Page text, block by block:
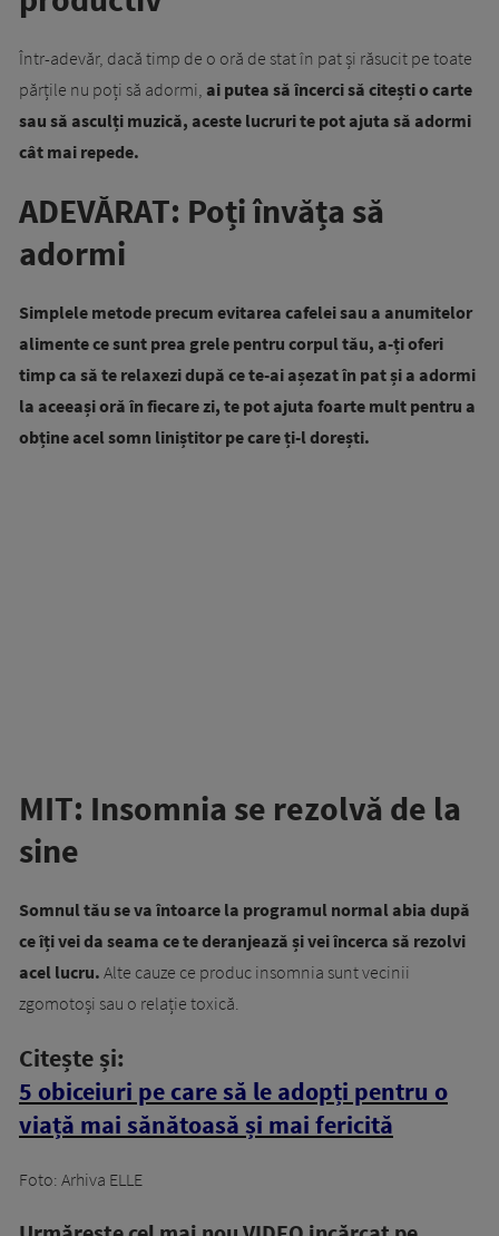
Într-adevăr, dacă timp de o oră de stat în pat și răsucit pe toate
părțile nu poți să adormi, ai putea să încerci să citești o carte
sau să asculți muzică, aceste lucruri te pot ajuta să adormi
cât mai repede.
ADEVĂRAT: Poți învăța să
adormi
Simplele metode precum evitarea cafelei sau a anumitelor
alimente ce sunt prea grele pentru corpul tău, a-ți oferi
timp ca să te relaxezi după ce te-ai așezat în pat și a adormi
la aceeași oră în fiecare zi, te pot ajuta foarte mult pentru a
obține acel somn liniștitor pe care ți-l dorești.
MIT: Insomnia se rezolvă de la
sine
Somnul tău se va întoarce la programul normal abia după
ce îți vei da seama ce te deranjează și vei încerca să rezolvi
acel lucru. Alte cauze ce produc insomnia sunt vecinii
zgomotoși sau o relație toxică.
Citește și:
5 obiceiuri pe care să le adopți pentru o
viață mai sănătoasă și mai fericită
Foto: Arhiva ELLE